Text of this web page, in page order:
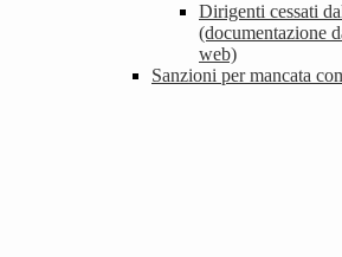
Dirigenti cessati
(documentazione
web)
Sanzioni per mancata